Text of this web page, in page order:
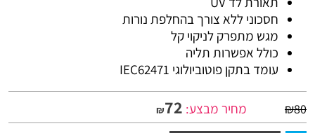
חסכוני ללא צורך בהחלפת נורות
מגש מתפרק לניקוי קל
כולל אפשרות תליה
עומד בתקן פוטוביולוגי IEC62471
₪80 מחיר מבצע: ₪72